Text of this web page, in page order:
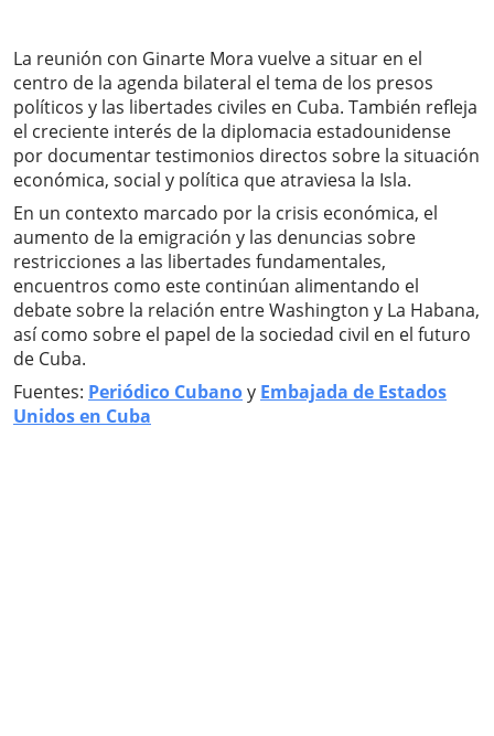
La reunión con Ginarte Mora vuelve a situar en el
centro de la agenda bilateral el tema de los presos
políticos y las libertades civiles en Cuba. También refleja
el creciente interés de la diplomacia estadounidense
por documentar testimonios directos sobre la situación
económica, social y política que atraviesa la Isla.
En un contexto marcado por la crisis económica, el
aumento de la emigración y las denuncias sobre
restricciones a las libertades fundamentales,
encuentros como este continúan alimentando el
debate sobre la relación entre Washington y La Habana,
así como sobre el papel de la sociedad civil en el futuro
de Cuba.
Fuentes: Periódico Cubanoy Embajada de Estados
Unidos en Cuba